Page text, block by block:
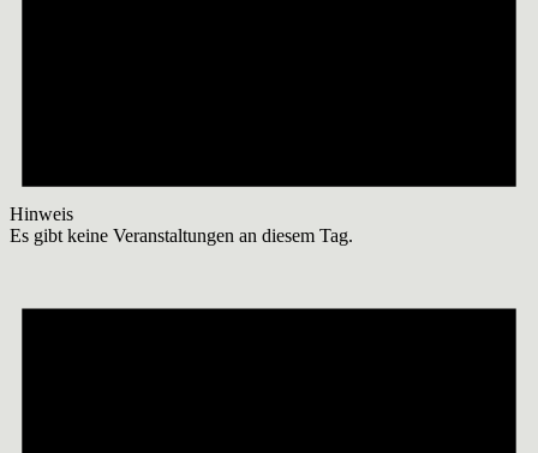
Hinweis
Es gibt keine Veranstaltungen an diesem Tag.